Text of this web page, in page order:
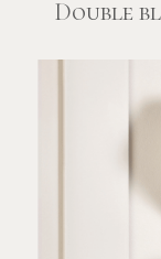
Double